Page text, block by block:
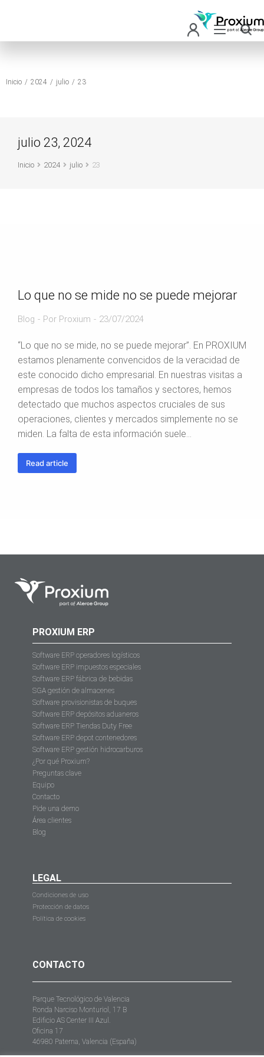
Estás aquí:
Inicio 2024 julio 23
julio 23, 2024
Estás aquí:
Inicio 2024 julio 23
Lo que no se mide no se puede mejorar
Blog Por Proxium 23/07/2024
“Lo que no se mide, no se puede mejorar”. En PROXIUM
estamos plenamente convencidos de la veracidad de
este conocido dicho empresarial. En nuestras visitas a
empresas de todos los tamaños y sectores, hemos
detectado que muchos aspectos cruciales de sus
operaciones, clientes y mercados simplemente no se
miden. La falta de esta información suele…
Read article
PROXIUM ERP
Software ERP operadores logísticos
Software ERP impuestos especiales
Software ERP fábrica de bebidas
SGA gestión de almacenes
Software provisionistas de buques
Software ERP depósitos aduaneros
Software ERP Tiendas Duty Free
Software ERP depot contenedores
Software ERP gestión hidrocarburos
¿Por qué Proxium?
Preguntas clave
Equipo
Contacto
Pide una demo
Área clientes
Blog
LEGAL
Condiciones de uso
Protección de datos
Política de cookies
CONTACTO
Parque Tecnológico de Valencia
Ronda Narciso Monturiol, 17 B
Edificio AS Center III Azul.
Oficina 17
46980 Paterna, Valencia (España)